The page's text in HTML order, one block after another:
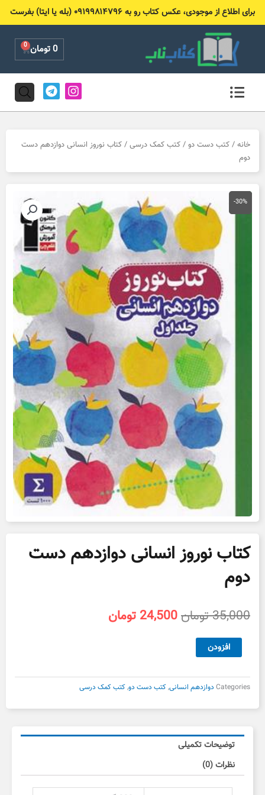
برای اطلاع از موجودی، عکس کتاب رو به ۰۹۱۹۹۸۱۴۷۹۶ (بله یا ایتا) بفرست
0تومان 0
Cart
I
n
s
g
a
T
e
l
r
m
خانه / کتب دست دو / کتب کمک درسی / کتاب نوروز انسانی دوازدهم دست
دوم
-30%
کتاب نوروز انسانی دوازدهم دست
دوم
35,000تومانقیمت
24,500 تومان
کتاب
نوروز
دوازدهم
دست
دوم
افزودن
Categories دوازدهم انسانی,کتب دست دو,کتب کمک درسی
توضیحات تکمیلی
نظرات (0)